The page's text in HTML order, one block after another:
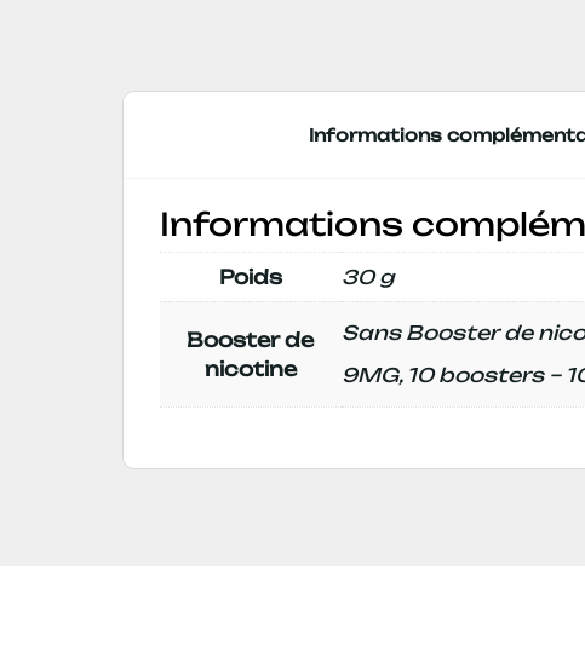
Informations
Informations
Poids 30 g
Booster de
nicotine
Sans Booster de
9MG, 10 boosters –